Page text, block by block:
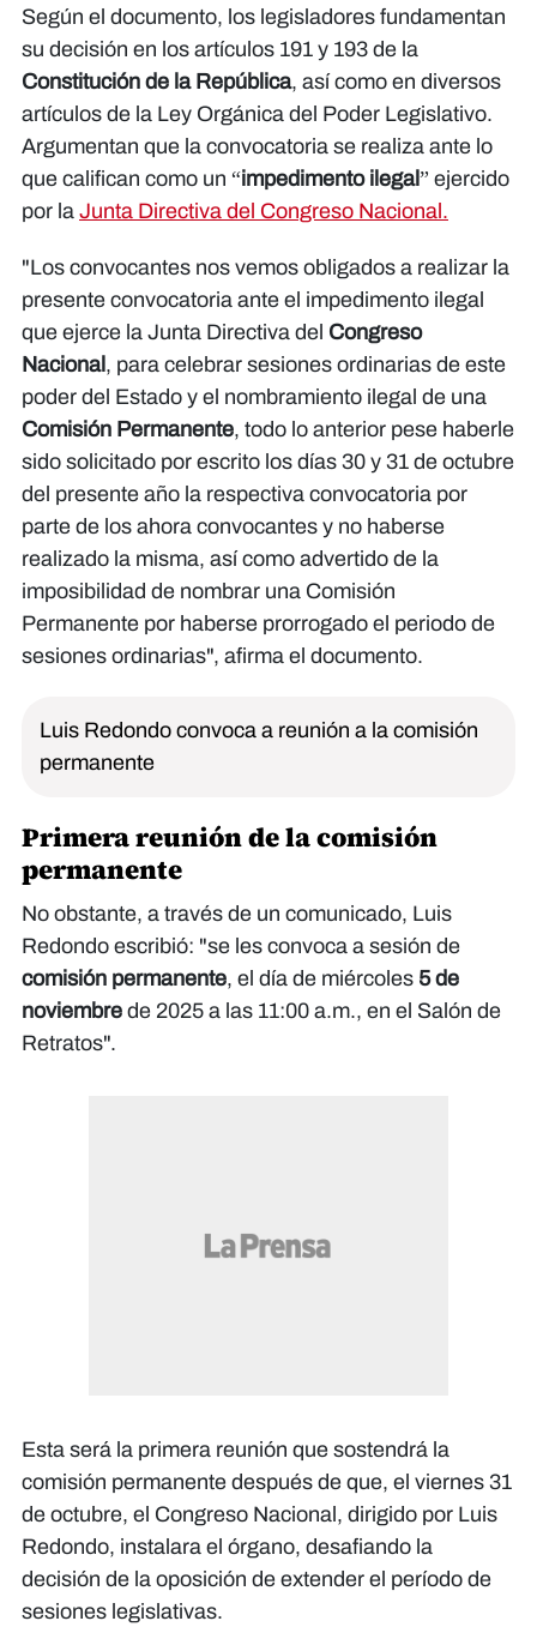
Según el documento, los legisladores fundamentan
su decisión en los artículos 191 y 193 de la
Constitución de la República, así como en diversos
artículos de la Ley Orgánica del Poder Legislativo.
Argumentan que la convocatoria se realiza ante lo
que califican como un “impedimento ilegal” ejercido
por la Junta Directiva del Congreso Nacional.
"Los convocantes nos vemos obligados a realizar la
presente convocatoria ante el impedimento ilegal
que ejerce la Junta Directiva del Congreso
Nacional, para celebrar sesiones ordinarias de este
poder del Estado y el nombramiento ilegal de una
Comisión Permanente, todo lo anterior pese haberle
sido solicitado por escrito los días 30 y 31 de octubre
del presente año la respectiva convocatoria por
parte de los ahora convocantes y no haberse
realizado la misma, así como advertido de la
imposibilidad de nombrar una Comisión
Permanente por haberse prorrogado el periodo de
sesiones ordinarias", afirma el documento.
Luis Redondo convoca a reunión a la comisión
permanente
Primera reunión de la comisión
permanente
No obstante, a través de un comunicado, Luis
Redondo escribió: "se les convoca a sesión de
comisión permanente, el día de miércoles 5 de
noviembre de 2025 a las 11:00 a.m., en el Salón de
Retratos".
Esta será la primera reunión que sostendrá la
comisión permanente después de que, el viernes 31
de octubre, el Congreso Nacional, dirigido por Luis
Redondo, instalara el órgano, desafiando la
decisión de la oposición de extender el período de
sesiones legislativas.